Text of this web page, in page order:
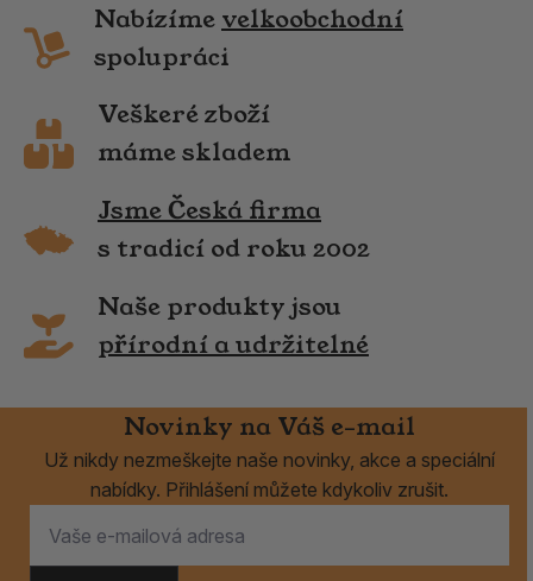
Nabízíme velkoobchodní
spolupráci
Veškeré zboží
máme skladem
Jsme Česká firma
s tradicí od roku 2002
Naše produkty jsou
přírodní a udržitelné
Novinky na Váš e-mail
Už nikdy nezmeškejte naše novinky, akce a speciální
nabídky. Přihlášení můžete kdykoliv zrušit.